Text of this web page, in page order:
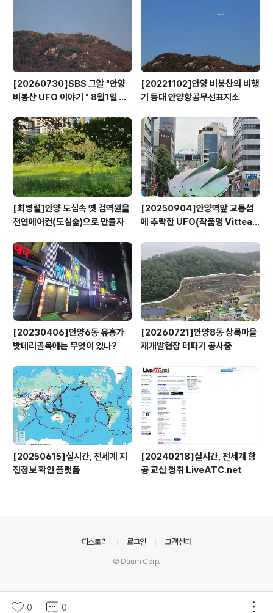
[20260730]SBS 그알 "안양
비봉산 UFO 이야기 " 8월1일 방
[20221102]안양 비봉산의 비행
기 등대 안양항공무선표지소
[최병렬]안양 도심속 옛 검역원을
천연에어컨(도심숲)으로 만들자
[20250904]안양역앞 교통섬
에 추락한 UFO(작품명 Vitteau
[20230406]안양6동 유흥가
밧데리골목에는 무엇이 있나?
[20260721]안양8동 상록마을
재개발현장 터파기 공사중
[20250615]실시간, 전세계 지
진정보 확인 플랫폼
[20240218]실시간, 전세계 항
공 교신 청취 LiveATC.net
0 0
티스토리 로그인 고객센터
© Daum Corp.